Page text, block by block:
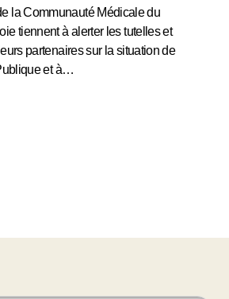
la Communauté Médicale du
tiennent à alerter les tutelles et
partenaires sur la situation de
et à…